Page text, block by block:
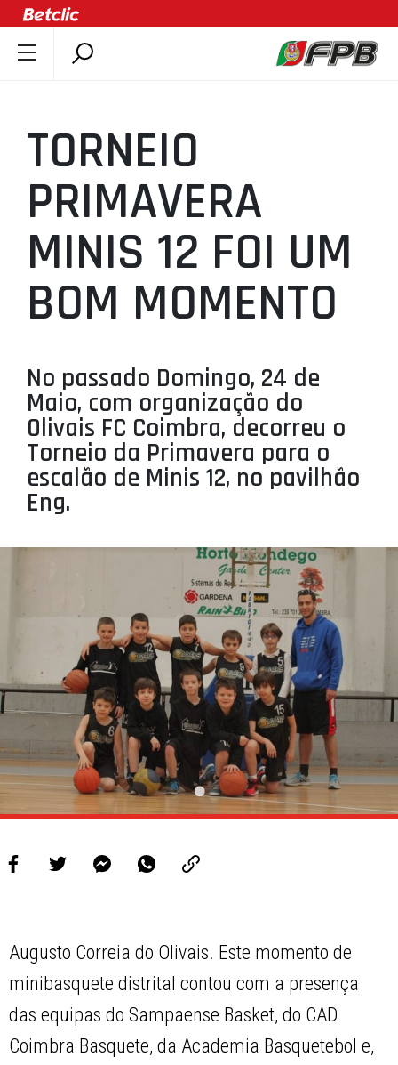
ÚLTIMAS
COMPETIÇÕES
ASSOCIAÇÕES
CLUBES
AGENTES
AGENDA
MINIBASQUETE
ÁREA TÉCNICA
PROJETOS
LIGA BETCLIC MASCULINA
LIGA BETCLIC FEMININA
TORNEIO
PRIMAVERA
MINIS 12 FOI UM
BOM MOMENTO
No passado Domingo, 24 de
Maio, com organização do
Olivais FC Coimbra, decorreu o
Torneio da Primavera para o
escalão de Minis 12, no pavilhão
Eng.
Augusto Correia do Olivais. Este momento de
minibasquete distrital contou com a presença
das equipas do Sampaense Basket, do CAD
Coimbra Basquete, da Academia Basquetebol e,